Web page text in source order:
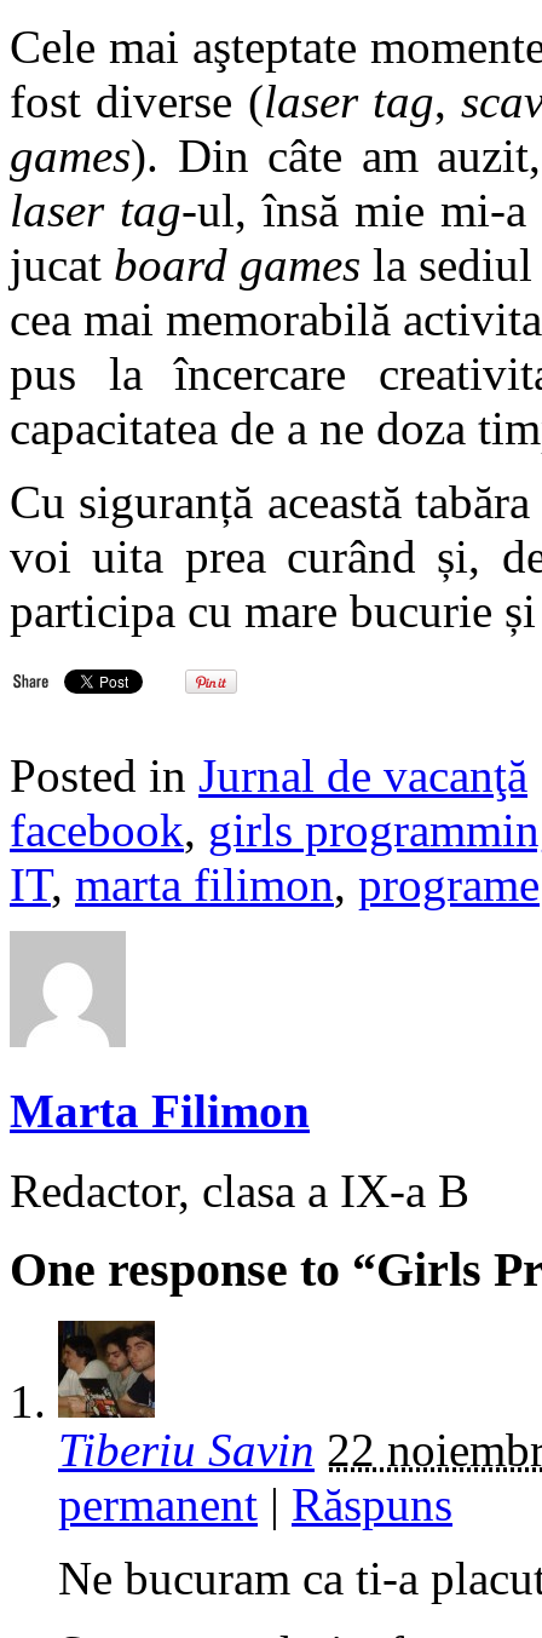
Cele mai aşteptate
fost diverse (laser tag,
games). Din câte am
laser tag-ul, însă mie mi-a
jucat board games la
cea mai memorabilă
pus la încercare
capacitatea de a ne doza
Cu siguranță această
voi uita prea curând și,
participa cu mare bucurie
Posted in Jurnal de vacanţă
facebook, girls
IT, marta filimon, programe
Marta Filimon
Redactor, clasa a IX-a B
One response to “Girls
Tiberiu Savin 22
permanent | Răspuns
Ne bucuram ca ti-a